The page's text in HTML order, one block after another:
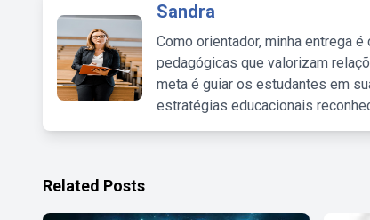
Sandra
Como orientador, minha entrega
pedagógicas que valorizam
meta é guiar os estudantes em
estratégias educacionais
Related Posts